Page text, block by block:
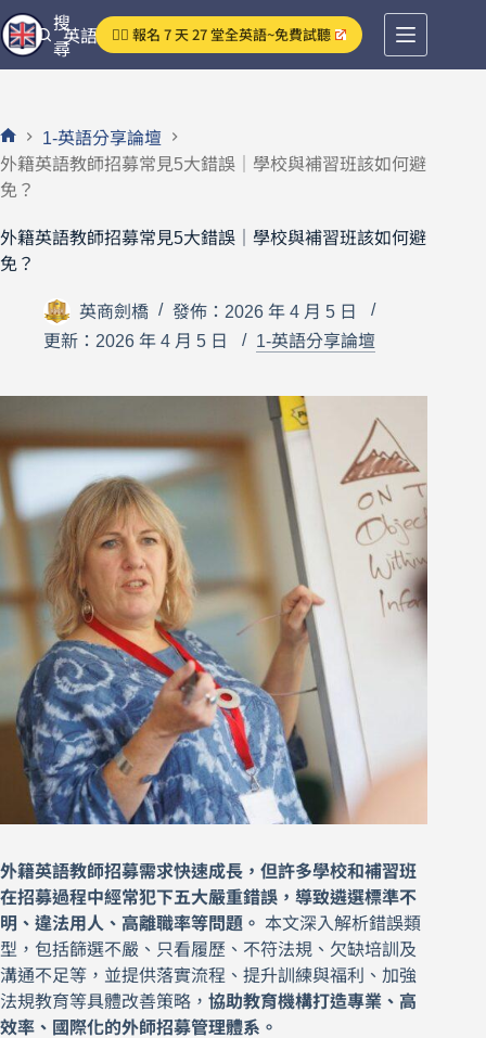
跳
至
主
容
英語分享論壇
搜
尋
👉🏻 報名 7 天 27 堂全英語~免費試聽
首
頁
1-英語分享論壇
外籍英語教師招募常見5大錯誤｜學校與補習班該如何避
免？
外籍英語教師招募常見5大錯誤｜學校與補習班該如何避
免？
英商劍橋
發佈：2026 年 4 月 5 日
更新：2026 年 4 月 5 日
1-英語分享論壇
外籍英語教師招募需求快速成長，但許多學校和補習班
在招募過程中經常犯下五大嚴重錯誤，導致遴選標準不
明、違法用人、高離職率等問題。 本文深入解析錯誤類
型，包括篩選不嚴、只看履歷、不符法規、欠缺培訓及
溝通不足等，並提供落實流程、提升訓練與福利、加強
法規教育等具體改善策略， 協助教育機構打造專業、高
效率、國際化的外師招募管理體系。